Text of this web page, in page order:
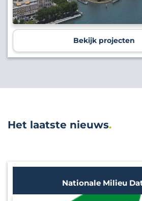
Bekijk projecten
Het laatste nieuws
Nationale Milieu